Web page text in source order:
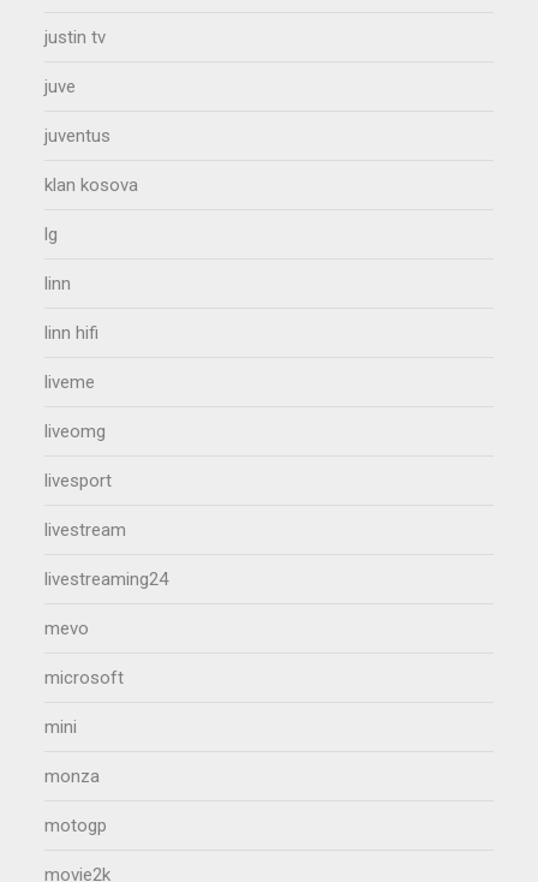
justin tv
juve
juventus
klan kosova
lg
linn
linn hifi
liveme
liveomg
livesport
livestream
livestreaming24
mevo
microsoft
mini
monza
motogp
movie2k